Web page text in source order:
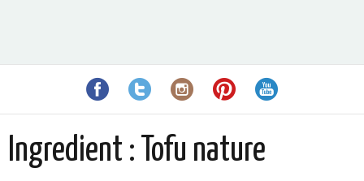
Ingredient : Tofu nature